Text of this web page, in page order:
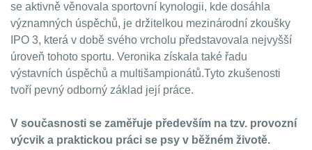
se aktivně věnovala sportovní kynologii, kde dosáhla
významných úspěchů, je držitelkou mezinárodní zkoušky
IPO 3, která v době svého vrcholu představovala nejvyšší
úroveň tohoto sportu. Veronika získala také řadu
výstavních úspěchů a multišampionátů.Tyto zkušenosti
tvoří pevný odborný základ její práce.
V současnosti se zaměřuje především na tzv. provozní
výcvik a praktickou práci se psy v běžném životě.